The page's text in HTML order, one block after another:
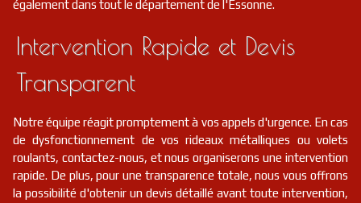
également dans tout le département de l'Essonne.
Intervention Rapide et Devis
Transparent
Notre équipe réagit promptement à vos appels d'urgence. En cas
de dysfonctionnement de vos rideaux métalliques ou volets
roulants, contactez-nous, et nous organiserons une intervention
rapide. De plus, pour une transparence totale, nous vous offrons
la possibilité d'obtenir un devis détaillé avant toute intervention,